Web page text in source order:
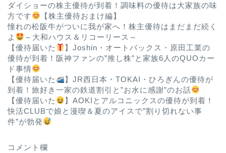
ダイショーの株主優待が到着！調味料の優待は大家族の味
方です
【株主優待おまけ編】
憧れの松阪牛がついに我が家へ！株主優待はまだまだ続く
よ
～大和ハウス＆リコーリース～
【優待届いた
】Joshin・オートバックス・原田工業の
優待が到着！阪神ファンの”推し株”と家族6人のQUOカー
ド事情
【優待届いた
】JR西日本・TOKAI・ひろぎんの優待が
到着！旅好き一家の鉄道割引と”お水に感謝”のお話
【優待届いた
】AOKIとアルコニックスの優待が到着！
快活CLUBで娘と漫喫＆夏のアイスで”割り切れない事
件”が勃発
コメント欄
ホーム
お問い合わせ